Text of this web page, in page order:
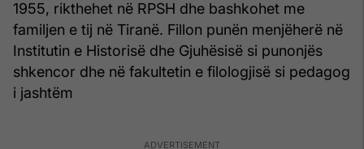
1955, rikthehet në RPSH dhe bashkohet me
familjen e tij në Tiranë. Fillon punën menjëherë në
Institutin e Historisë dhe Gjuhësisë si punonjës
shkencor dhe në fakultetin e filologjisë si pedagog
i jashtëm